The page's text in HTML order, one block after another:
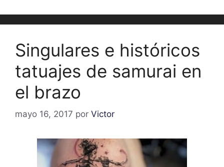
Singulares e históricos
tatuajes de samurai en
el brazo
mayo 16, 2017 por Victor